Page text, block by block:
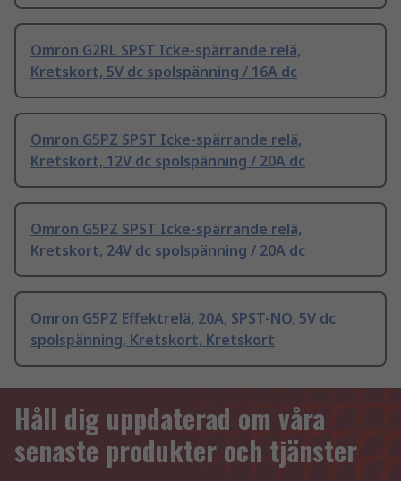
Omron G2RL SPST Icke-spärrande relä,
Kretskort, 5V dc spolspänning / 16A dc
Omron G5PZ SPST Icke-spärrande relä,
Kretskort, 12V dc spolspänning / 20A dc
Omron G5PZ SPST Icke-spärrande relä,
Kretskort, 24V dc spolspänning / 20A dc
Omron G5PZ Effektrelä, 20A, SPST-NO, 5V dc
spolspänning, Kretskort, Kretskort
Håll dig uppdaterad om våra
senaste produkter och tjänster